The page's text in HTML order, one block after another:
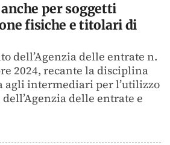
per soggetti
fisiche e titolari di
dell’Agenzia delle entrate n.
2024, recante la disciplina
agli intermediari per l’utilizzo
delle entrate e